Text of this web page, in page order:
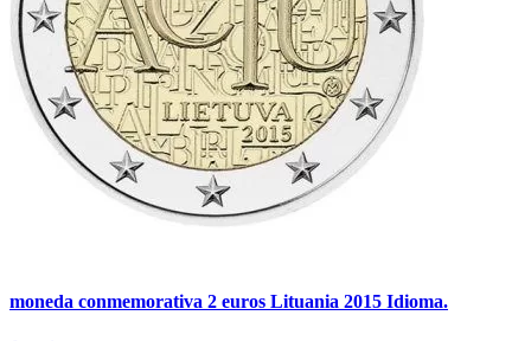
moneda conmemorativa 2 euros Lituania 2015 Idioma.